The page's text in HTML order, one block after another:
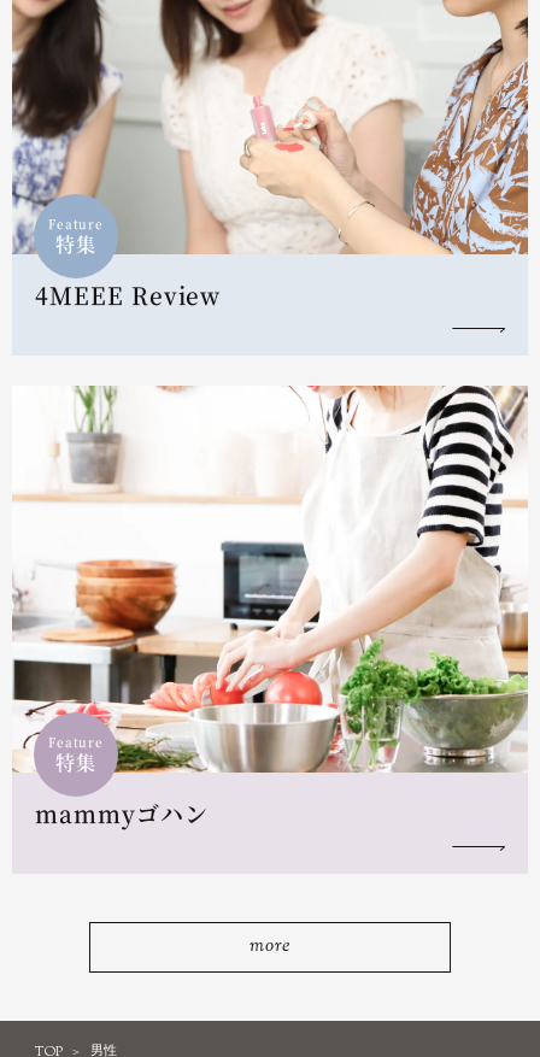
Feature
特集
4MEEE Review
Feature
特集
mammyゴハン
more
TOP 男性